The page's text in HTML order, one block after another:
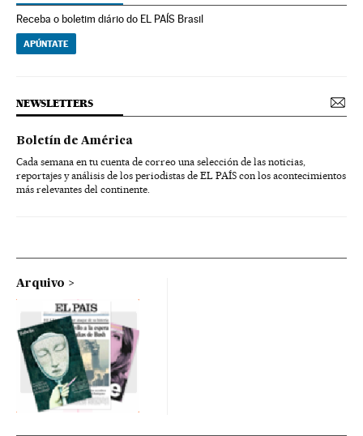
Receba o boletim diário do EL PAÍS Brasil
APÚNTATE
NEWSLETTERS
Boletín de América
Cada semana en tu cuenta de correo una selección de las noticias,
reportajes y análisis de los periodistas de EL PAÍS con los acontecimientos
más relevantes del continente.
Arquivo